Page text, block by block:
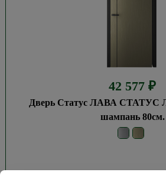
42 577 ₽
Дверь Статус ЛАВА СТАТУС
шампань 80см.